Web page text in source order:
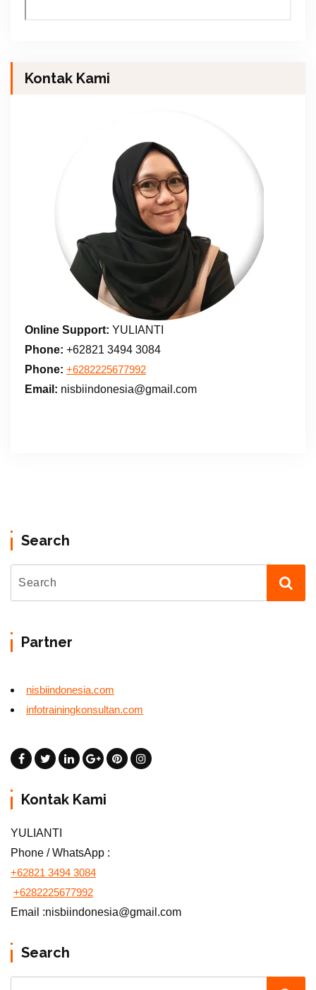
Kontak Kami
Online Support: YULIANTI
Phone: +62821 3494 3084
Phone: +6282225677992
Email: nisbiindonesia@gmail.com
Search
Partner
nisbiindonesia.com
infotrainingkonsultan.com
Kontak Kami
YULIANTI
Phone / WhatsApp :
+62821 3494 3084
+6282225677992
Email :nisbiindonesia@gmail.com
Search